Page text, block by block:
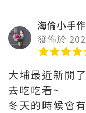
海倫小手作
發佈於
大埔最近新開
去吃吃看~
冬天的時候會